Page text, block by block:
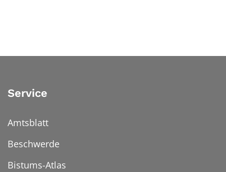
Service
Amtsblatt
Beschwerde
Bistums-Atlas